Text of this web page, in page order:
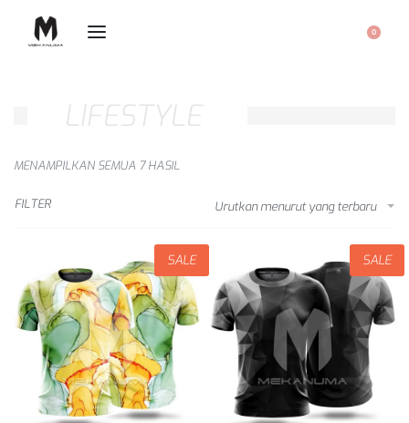
0
LIFESTYLE
MENAMPILKAN SEMUA 7 HASIL
Urutkan menurut yang terbaru
FILTER
SALE SALE